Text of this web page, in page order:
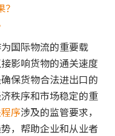
国际物流的重要载
影响货物的通关速度
保货物合法进出口的
秩序和市场稳定的重
序涉及的监管要求，
，帮助企业和从业者